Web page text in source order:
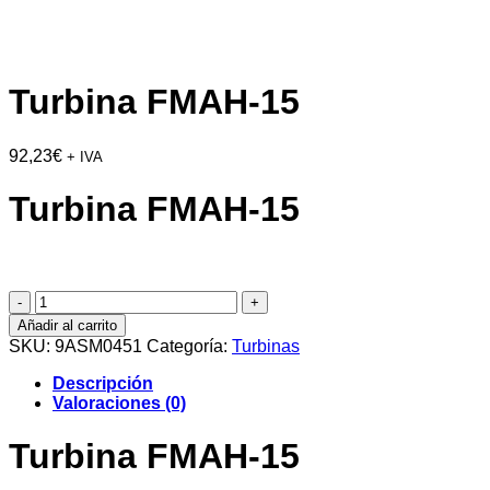
Turbina FMAH-15
92,23€ + IVA
Turbina FMAH-15
Turbina
FMAH-
15
cantidad
Añadir al carrito
SKU: 9ASM0451 Categoría: Turbinas
Descripción
Valoraciones (0)
Turbina FMAH-15